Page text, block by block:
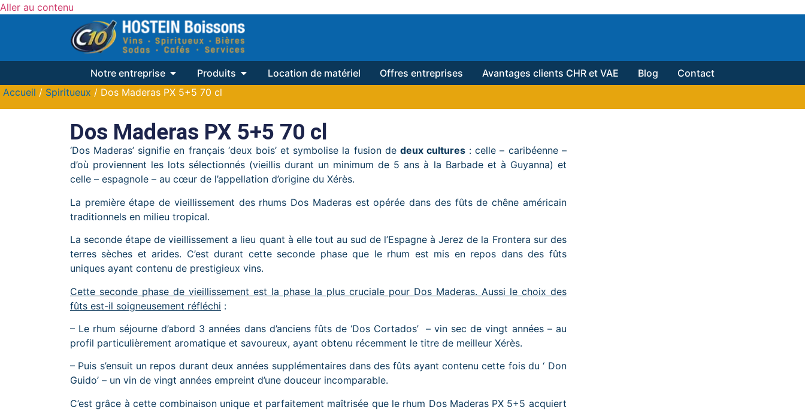
Aller au contenu
Notre entreprise Produits Location de matériel Offres entreprises Avantages clients CHR et VAE Blog
Contact
Accueil / Spiritueux / Dos Maderas PX 5+5 70 cl
Dos Maderas PX 5+5 70 cl
‘Dos Maderas’ signifie en français ‘deux bois’ et symbolise la fusion de deux cultures: celle – caribéenne –
d’où proviennent les lots sélectionnés (vieillis durant un minimum de 5 ans à la Barbade et à Guyanna) et
celle – espagnole – au cœur de l’appellation d’origine du Xérès.
La première étape de vieillissement des rhums Dos Maderas est opérée dans des fûts de chêne américain
traditionnels en milieu tropical.
La seconde étape de vieillissement a lieu quant à elle tout au sud de l’Espagne à Jerez de la Frontera sur des
terres sèches et arides. C’est durant cette seconde phase que le rhum est mis en repos dans des fûts
uniques ayant contenu de prestigieux vins.
Cette seconde phase de vieillissement est la phase la plus cruciale pour Dos Maderas. Aussi le choix des
fûts est-il soigneusement réfléchi :
– Le rhum séjourne d’abord 3 années dans d’anciens fûts de ‘Dos Cortados’ – vin sec de vingt années – au
profil particulièrement aromatique et savoureux, ayant obtenu récemment le titre de meilleur Xérès.
– Puis s’ensuit un repos durant deux années supplémentaires dans des fûts ayant contenu cette fois du ‘ Don
Guido’ – un vin de vingt années empreint d’une douceur incomparable.
C’est grâce à cette combinaison unique et parfaitement maîtrisée que le rhum Dos Maderas PX 5+5 acquiert